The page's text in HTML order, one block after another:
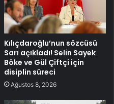
Kılıçdaroğlu’nun sözcüsü
Sarı açıkladı! Selin Sayek
Böke ve Gül Çiftçi için
disiplin süreci
Ağustos 8, 2026